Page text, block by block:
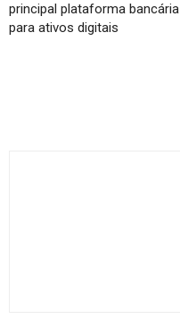
principal plataforma bancária
para ativos digitais